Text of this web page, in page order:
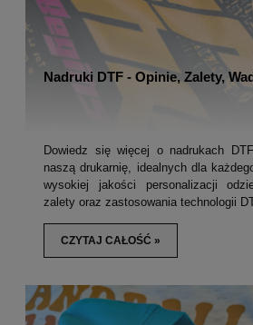
Nadruki DTF - Opinie, Zalety,
Dowiedz się więcej o nadrukach
naszą drukarnię, idealnych dla
wysokiej jakości personalizacji
zalety oraz zastosowania technologii
CZYTAJ CAŁOŚĆ »